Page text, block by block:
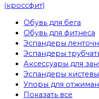
(кроссфит)
Обувь для бега
Обувь для фитнеса
Эспандеры
Эспандеры
Аксессуары для
Эспандеры
Упоры для
Показать все